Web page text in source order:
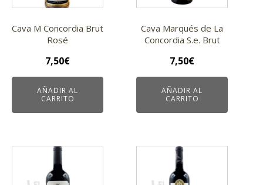
Cava M Concordia Brut
Rosé
7,50€
AÑADIR AL
CARRITO
Cava Marqués de La
Concordia S.e. Brut
7,50€
AÑADIR AL
CARRITO